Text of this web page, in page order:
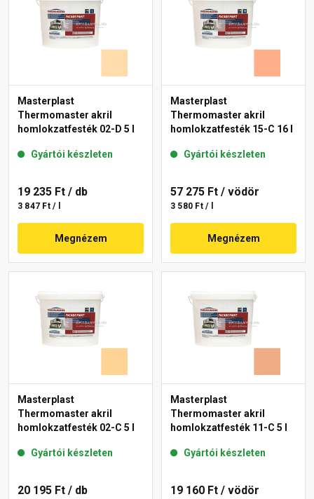
Masterplast
Thermomaster akril
homlokzatfesték 02-D 5 l
Gyártói készleten
19 235 Ft / db
3 847 Ft / l
Megnézem
Masterplast
Thermomaster akril
homlokzatfesték 15-C 16 l
Gyártói készleten
57 275 Ft / vödör
3 580 Ft / l
Megnézem
Masterplast
Thermomaster akril
homlokzatfesték 02-C 5 l
Gyártói készleten
20 195 Ft / db
Masterplast
Thermomaster akril
homlokzatfesték 11-C 5 l
Gyártói készleten
19 160 Ft / vödör